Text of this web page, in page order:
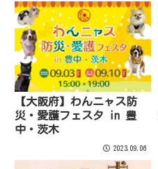
【大阪府】わんニャス防
災・愛護フェスタ in 豊
中・茨木
2023.09.06